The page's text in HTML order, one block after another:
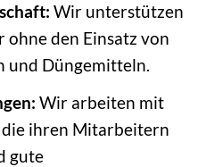
Wir unterstützen
den Einsatz von
und Düngemitteln.
Wir arbeiten mit
ihren Mitarbeitern
gute